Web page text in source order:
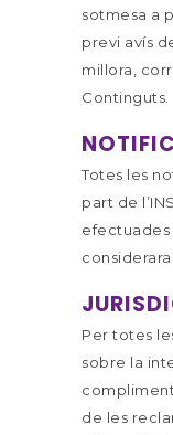
sotmesa a
previ avís
millora,
Continguts.
Totes les
part de
efectuades
Per totes
sobre la
de les